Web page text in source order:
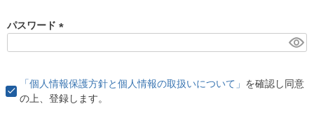
パスワード
)
「個人情報保護方針と個人情報の取扱いについて」 を確認し同意
の上、登録します。